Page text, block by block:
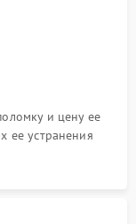
и цену ее
ее устранения